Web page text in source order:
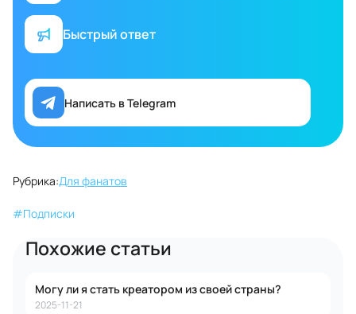
Быстрый ответ
Написать в Telegram
Рубрика:Для фанатов
#Подписки
Похожие статьи
Могу ли я стать креатором из своей страны?
2025-11-21